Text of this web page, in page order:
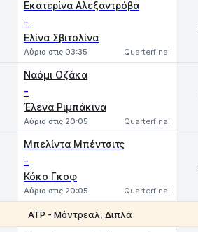
Eκατερίνα Αλεξαντρόβα
-
Ελίνα Σβιτολίνα
Αύριο στις 03:35 Quarterfinal
Ναόμι Οζάκα
-
Έλενα Ριμπάκινα
Αύριο στις 20:05 Quarterfinal
Μπελίντα Μπέντσιτς
-
Κόκο Γκοφ
Αύριο στις 20:05 Quarterfinal
ATP - Μόντρεαλ, Διπλά